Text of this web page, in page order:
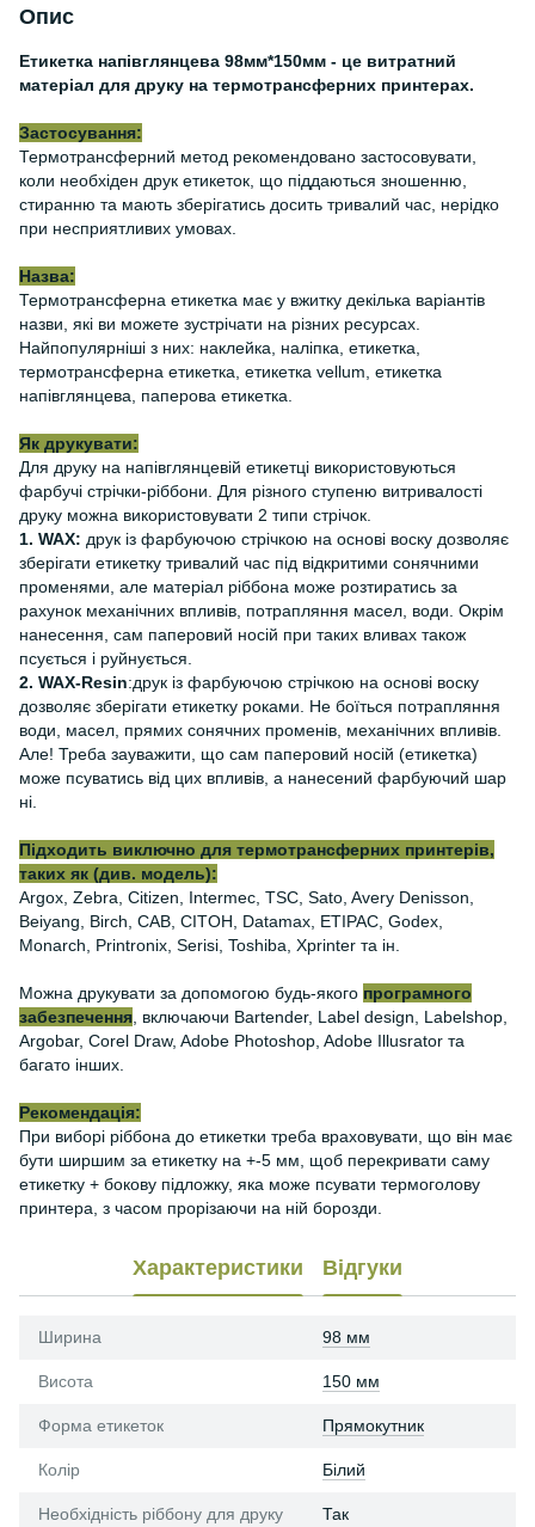
Опис
Етикетка напівглянцева 98мм*150мм - це витратний
матеріал для друку на термотрансферних принтерах.
Застосування:
Термотрансферний метод рекомендовано застосовувати,
коли необхіден друк етикеток, що піддаються зношенню,
стиранню та мають зберігатись досить тривалий час, нерідко
при несприятливих умовах.
Назва:
Термотрансферна етикетка має у вжитку декілька варіантів
назви, які ви можете зустрічати на різних ресурсах.
Найпопулярніші з них: наклейка, наліпка, етикетка,
термотрансферна етикетка, етикетка vellum, етикетка
напівглянцева, паперова етикетка.
Як друкувати:
Для друку на напівглянцевій етикетці використовуються
фарбучі стрічки-ріббони. Для різного ступеню витривалості
друку можна використовувати 2 типи стрічок.
1. WAX: друк із фарбуючою стрічкою на основі воску дозволяє
зберігати етикетку тривалий час під відкритими сонячними
променями, але матеріал ріббона може розтиратись за
рахунок механічних впливів, потрапляння масел, води. Окрім
нанесення, сам паперовий носій при таких вливах також
псується і руйнується.
2. WAX-Resin:друк із фарбуючою стрічкою на основі воску
дозволяє зберігати етикетку роками. Не боїться потрапляння
води, масел, прямих сонячних променів, механічних впливів.
Але! Треба зауважити, що сам паперовий носій (етикетка)
може псуватись від цих впливів, а нанесений фарбуючий шар
ні.
Підходить виключно для термотрансферних принтерів,
таких як (див. модель):
Argox, Zebra, Citizen, Intermec, TSC, Sato, Avery Denisson,
Beiyang, Birch, CAB, CITOH, Datamax, ETIPAC, Godex,
Monarch, Printronix, Serisi, Toshiba, Xprinter та ін.
Можна друкувати за допомогою будь-якого програмного
забезпечення , включаючи Bartender, Label design, Labelshop,
Argobar, Corel Draw, Adobe Photoshop, Adobe Illusrator та
багато інших.
Рекомендація:
При виборі ріббона до етикетки треба враховувати, що він має
бути ширшим за етикетку на +-5 мм, щоб перекривати саму
етикетку + бокову підложку, яка може псувати термоголову
принтера, з часом прорізаючи на ній борозди.
Характеристики Відгуки
Ширина 98 мм
Висота 150 мм
Форма етикеток Прямокутник
Колір Білий
Необхідність ріббону для друку Так